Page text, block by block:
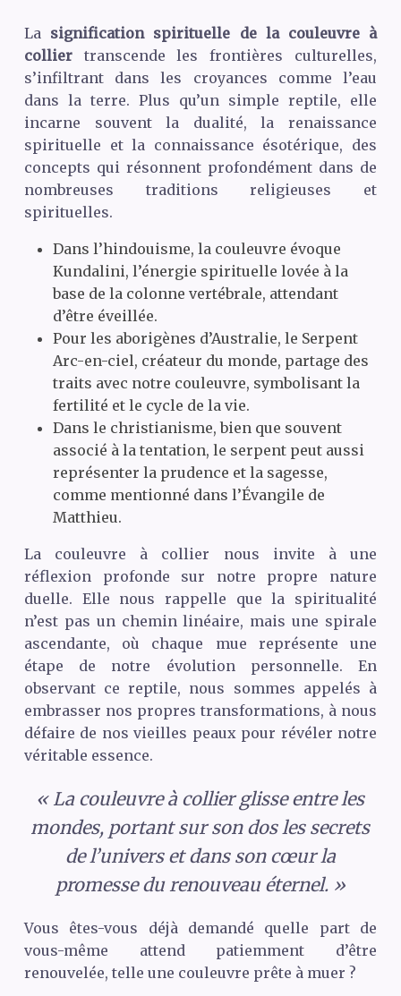
La signification spirituelle de la couleuvre à
colliertranscende les frontières culturelles,
s’infiltrant dans les croyances comme l’eau
dans la terre. Plus qu’un simple reptile, elle
incarne souvent la dualité, la renaissance
spirituelle et la connaissance ésotérique, des
concepts qui résonnent profondément dans de
nombreuses traditions religieuses et
spirituelles.
Dans l’hindouisme, la couleuvre évoque
Kundalini, l’énergie spirituelle lovée à la
base de la colonne vertébrale, attendant
d’être éveillée.
Pour les aborigènes d’Australie, le Serpent
Arc-en-ciel, créateur du monde, partage des
traits avec notre couleuvre, symbolisant la
fertilité et le cycle de la vie.
Dans le christianisme, bien que souvent
associé à la tentation, le serpent peut aussi
représenter la prudence et la sagesse,
comme mentionné dans l’Évangile de
Matthieu.
La couleuvre à collier nous invite à une
réflexion profonde sur notre propre nature
duelle. Elle nous rappelle que la spiritualité
n’est pas un chemin linéaire, mais une spirale
ascendante, où chaque mue représente une
étape de notre évolution personnelle. En
observant ce reptile, nous sommes appelés à
embrasser nos propres transformations, à nous
défaire de nos vieilles peaux pour révéler notre
véritable essence.
« La couleuvre à collier glisse entre les
mondes, portant sur son dos les secrets
de l’univers et dans son cœur la
promesse du renouveau éternel. »
Vous êtes-vous déjà demandé quelle part de
vous-même attend patiemment d’être
renouvelée, telle une couleuvre prête à muer ?